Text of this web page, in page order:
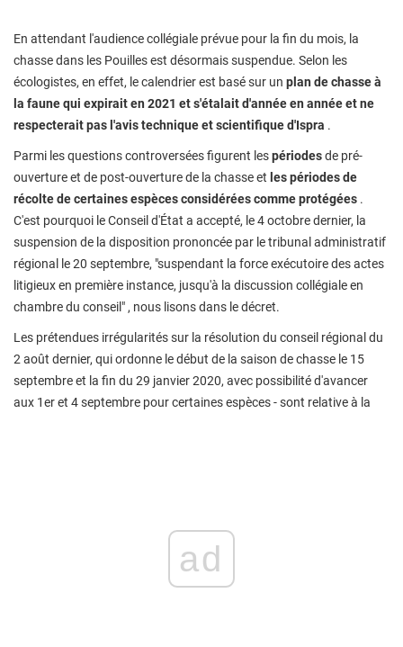
En attendant l'audience collégiale prévue pour la fin du mois, la
chasse dans les Pouilles est désormais suspendue. Selon les
écologistes, en effet, le calendrier est basé sur un plan de chasse à
la faune qui expirait en 2021 et s'étalait d'année en année et ne
respecterait pas l'avis technique et scientifique d'Ispra .
Parmi les questions controversées figurent lespériodesde pré-
ouverture et de post-ouverture de la chasse et les périodes de
récolte de certaines espèces considérées comme protégées .
C'est pourquoi le Conseil d'État a accepté, le 4 octobre dernier, la
suspension de la disposition prononcée par le tribunal administratif
régional le 20 septembre, "suspendant la force exécutoire des actes
litigieux en première instance, jusqu'à la discussion collégiale en
chambre du conseil" , nous lisons dans le décret.
Les prétendues irrégularités sur la résolution du conseil régional du
2 août dernier, qui ordonne le début de la saison de chasse le 15
septembre et la fin du 29 janvier 2020, avec possibilité d'avancer
aux 1er et 4 septembre pour certaines espèces - sont relative à la
ad